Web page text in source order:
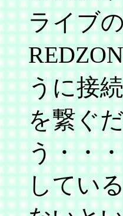
ライブ
うに接
を繋ぐ
う・・
してい